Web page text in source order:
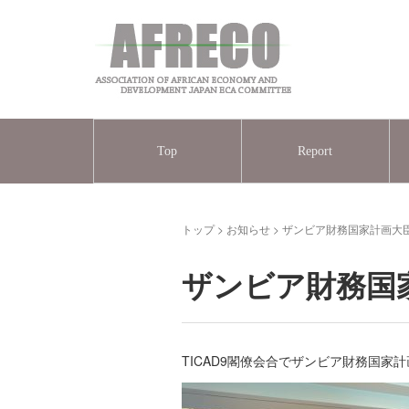
Top Report
トップ> お知らせ >ザンビア財務国家計画
ザンビア財務
TICAD9閣僚会合でザンビア財務国家